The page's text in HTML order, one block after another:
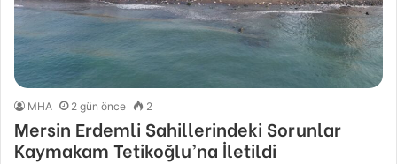
MHA 2 gün önce 2
Mersin Erdemli Sahillerindeki Sorunlar
Kaymakam Tetikoğlu’na İletildi